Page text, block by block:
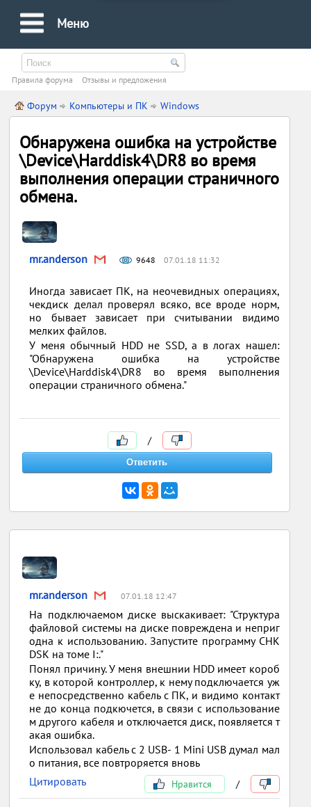
Меню
Правила форума Oтзывы и предложения
Форум Компьютеры и ПК Windows
Обнаружена ошибка на устройстве
\Device\Harddisk4\DR8 во время
выполнения операции страничного
обмена.
mr.anderson 9648 07.01.18 11:32
Иногда зависает ПК, на неочевидных операциях,
чекдиск делал проверял всяко, все вроде норм,
но бывает зависает при считывании видимо
мелких файлов.
У меня обычный HDD не SSD, а в логах нашел:
"Обнаружена ошибка на устройстве
\Device\Harddisk4\DR8 во время выполнения
операции страничного обмена."
/
mr.anderson 07.01.18 12:47
На подключаемом диске выскакивает: "Структура
файловой системы на диске повреждена и неприг
одна к использованию. Запустите программу CHK
DSK на томе I:."
Понял причину. У меня внешнии HDD имеет короб
ку, в которой контроллер, к нему подключается уж
е непосредственно кабель с ПК, и видимо контакт
не до конца подкючется, в связи с использование
м другого кабеля и отключается диск, появляется т
акая ошибка.
Использовал кабель с 2 USB- 1 Mini USB думал мал
о питания, все повтроряется вновь
Цитировать
Нравится /